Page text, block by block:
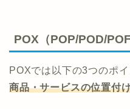
POX（POP/POD/
POXでは以下の3つのポ
商品・サービスの位置付